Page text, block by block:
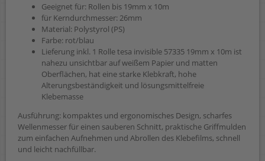
Geeignet für: Rollen bis 19mm x 10m
für Kerndurchmesser: 26mm
Material: Polystyrol (PS)
Farbe: rot/blau
Lieferung inkl. 1 Rolle tesa invisible 57335 19mm x 10m ist
nahezu unsichtbar auf weißem Papier und matten
Oberflächen, hat eine starke Klebkraft, hohe
Alterungsbeständigkeit und lösungsmittelfreie
Klebemasse
Ausführung: kompaktes und ergonomisches Design, scharfes
Wellenmesser für einen sauberen Schnitt, praktische Griffmulden
zum einfachen Aufnehmen und Abrollen des Klebefilms, schnell
und leicht nachfüllbar.